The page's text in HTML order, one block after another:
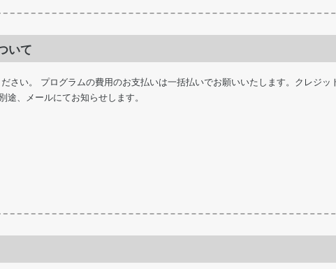
いて
さい。 プログラムの費用のお支払いは一括払いでお願いいたします。クレジ
、メールにてお知らせします。